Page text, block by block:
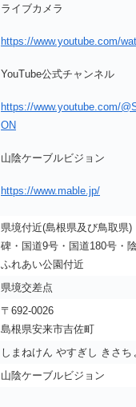
ライブカメラ
https://www.youtube.com/
YouTube公式チャンネル
https://www.youtube.com/
ON
山陰ケーブルビジョン
https://www.mable.jp/
県境付近(島根県及び鳥取県
碑・国道9号・国道180号・
ふれあい公園付近
県境交差点
〒692-0026
島根県安来市吉佐町
しまねけん やすぎし きさち
山陰ケーブルビジョン